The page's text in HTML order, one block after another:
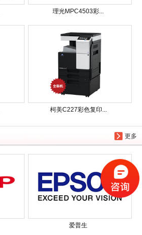
理光MPC4503彩...
柯美C227彩色复印...
更多
爱普生